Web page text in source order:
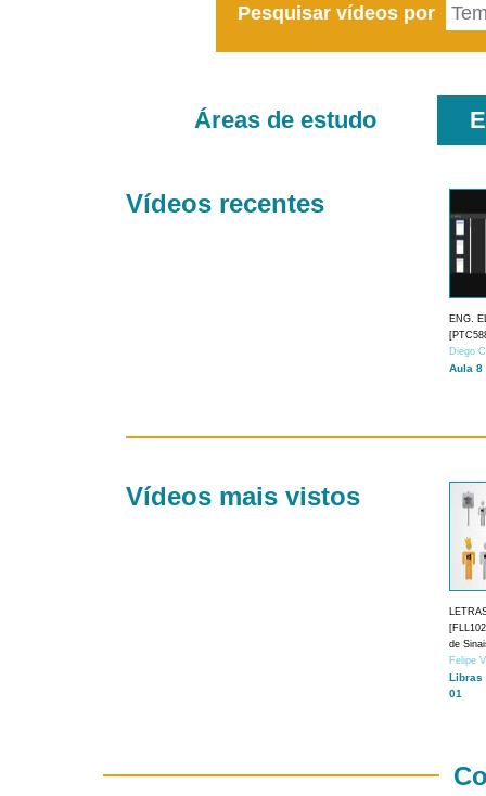
Pesquisar vídeos por
Áreas de estudo
Vídeos recentes
ENG.
Diego
Aula 8
Vídeos mais vistos
de
Felipe
Libras
01